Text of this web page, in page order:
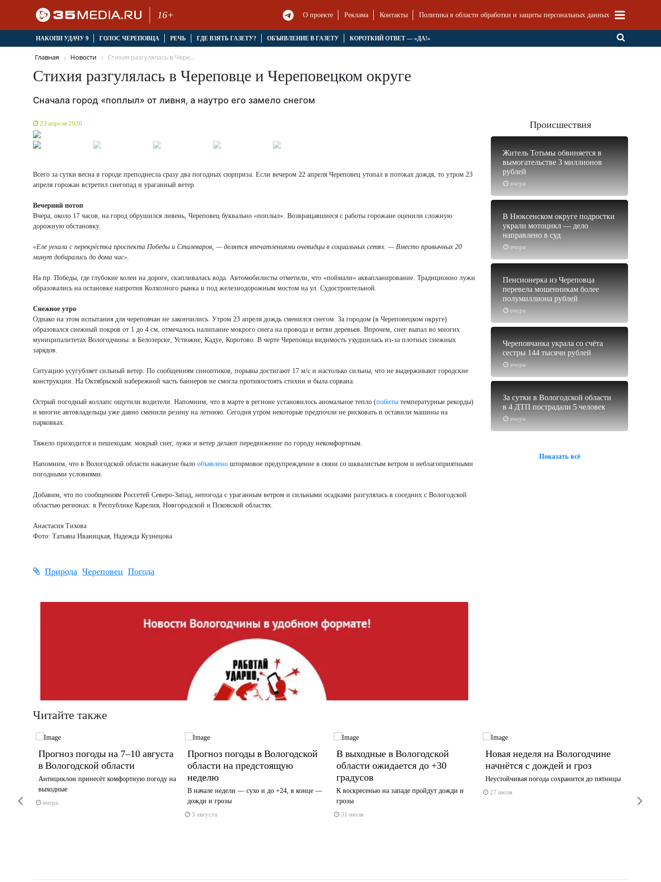
16+ О проекте Реклама Контакты Политика в области обработки и защиты персональных данных
НАКОПИ УДАЧУ 9 ГОЛОС ЧЕРЕПОВЦА РЕЧЬ ГДЕ ВЗЯТЬ ГАЗЕТУ? ОБЪЯВЛЕНИЕ В ГАЗЕТУ КОРОТКИЙ ОТВЕТ — «ДА!»
Главная Новости Стихия разгулялась в Чере...
Стихия разгулялась в Череповце и Череповецком округе
Сначала город «поплыл» от ливня, а наутро его замело снегом
23 апреля 2026
Всего за сутки весна в городе преподнесла сразу два погодных сюрприза. Если вечером 22 апреля Череповец утопал в потоках дождя, то утром 23
апреля горожан встретил снегопад и ураганный ветер.
Вечерний потоп
Вчера, около 17 часов, на город обрушился ливень, Череповец буквально «поплыл». Возвращавшиеся с работы горожане оценили сложную
дорожную обстановку.
«Еле уехали с перекрёстка проспекта Победы и Сталеваров, — делятся впечатлениями очевидцы в социальных сетях. — Вместо привычных 20
минут добирались до дома час».
На пр. Победы, где глубокие колеи на дороге, скапливалась вода. Автомобилисты отметили, что «поймали» аквапланирование. Традиционно лужи
образовались на остановке напротив Колхозного рынка и под железнодорожным мостом на ул. Судостроительной.
Снежное утро
Однако на этом испытания для череповчан не закончились. Утром 23 апреля дождь сменился снегом. За городом (в Череповецком округе)
образовался снежный покров от 1 до 4 см, отмечалось налипание мокрого снега на провода и ветви деревьев. Впрочем, снег выпал во многих
муниципалитетах Вологодчины: в Белозерске, Устюжне, Кадуе, Коротово. В черте Череповца видимость ухудшилась из-за плотных снежных
зарядов.
Ситуацию усугубляет сильный ветер. По сообщениям синоптиков, порывы достигают 17 м/с и настолько сильны, что не выдерживают городские
конструкции. На Октябрьской набережной часть баннеров не смогла противостоять стихии и была сорвана.
Острый погодный коллапс ощутили водители. Напомним, что в марте в регионе установилось аномальное тепло (побиты температурные рекорды)
и многие автовладельцы уже давно сменили резину на летнюю. Сегодня утром некоторые предпочли не рисковать и оставили машины на
парковках.
Тяжело приходится и пешеходам: мокрый снег, лужи и ветер делают передвижение по городу некомфортным.
Напомним, что в Вологодской области накануне было объявлено штормовое предупреждение в связи со шквалистым ветром и неблагоприятными
погодными условиями.
Добавим, что по сообщениям Россетей Северо-Запад, непогода с ураганным ветром и сильными осадками разгулялась в соседних с Вологодской
областью регионах: в Республике Карелия, Новгородской и Псковской областях.
Анастасия Тихова
Фото: Татьяна Иваницкая, Надежда Кузнецова
Природа Череповец Погода
Происшествия
вчера
Житель Тотьмы обвиняется в
вымогательстве 3 миллионов
рублей
вчера
В Нюксенском округе подростки
украли мотоцикл — дело
направлено в суд
вчера
Пенсионерка из Череповца
перевела мошенникам более
полумиллиона рублей
вчера
Череповчанка украла со счёта
сестры 144 тысячи рублей
вчера
За сутки в Вологодской области
в 4 ДТП пострадали 5 человек
Показать всё
Читайте также
Прогноз погоды на 7–10 августа
в Вологодской области
Антициклон принесёт комфортную погоду на
выходные
вчера
Прогноз погоды в Вологодской
области на предстоящую
неделю
В начале недели — сухо и до +24, в конце —
дожди и грозы
3 августа
В выходные в Вологодской
области ожидается до +30
градусов
К воскресенью на западе пройдут дожди и
грозы
31 июля
Новая неделя на Вологодчине
начнётся с дождей и гроз
Неустойчивая погода сохранится до пятницы
27 июля
сухо